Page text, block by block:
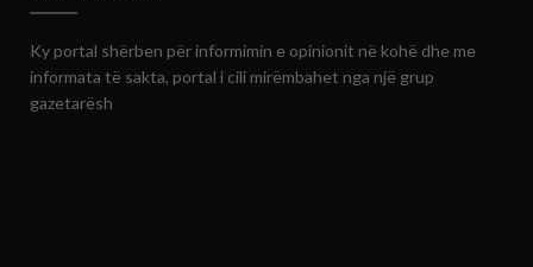
Ky portal shërben për informimin e opinionit në kohë dhe me
informata të sakta, portal i cili mirëmbahet nga një grup
gazetarësh